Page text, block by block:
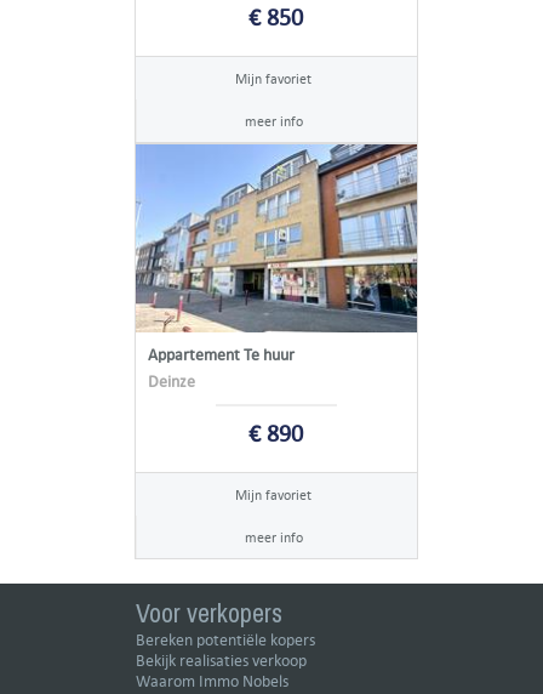
€ 850
Mijn favoriet
meer info
Appartement Te huur
Deinze
€ 890
Mijn favoriet
meer info
Voor verkopers
Bereken potentiële kopers
Bekijk realisaties verkoop
Waarom Immo Nobels